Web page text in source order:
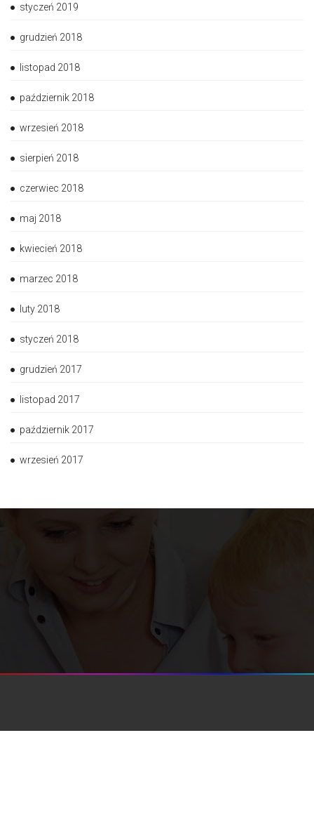
styczeń 2019
grudzień 2018
listopad 2018
październik 2018
wrzesień 2018
sierpień 2018
czerwiec 2018
maj 2018
kwiecień 2018
marzec 2018
luty 2018
styczeń 2018
grudzień 2017
listopad 2017
październik 2017
wrzesień 2017